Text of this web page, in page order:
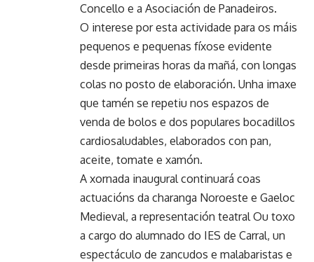
Concello e a Asociación de Panadeiros.
O interese por esta actividade para os máis
pequenos e pequenas fíxose evidente
desde primeiras horas da mañá, con longas
colas no posto de elaboración. Unha imaxe
que tamén se repetiu nos espazos de
venda de bolos e dos populares bocadillos
cardiosaludables, elaborados con pan,
aceite, tomate e xamón.
A xornada inaugural continuará coas
actuacións da charanga Noroeste e Gaeloc
Medieval, a representación teatral Ou toxo
a cargo do alumnado do IES de Carral, un
espectáculo de zancudos e malabaristas e